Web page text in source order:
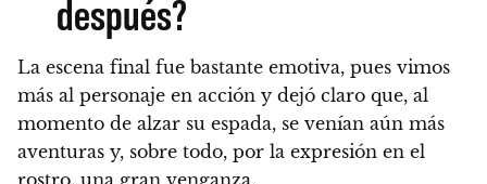
después?
La escena final fue bastante emotiva, pues vimos
más al personaje en acción y dejó claro que, al
momento de alzar su espada, se venían aún más
aventuras y, sobre todo, por la expresión en el
rostro, una gran venganza.